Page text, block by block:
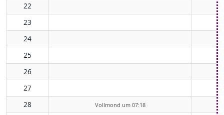
22
23
24
25
26
27
28
Vollmond um 07:18